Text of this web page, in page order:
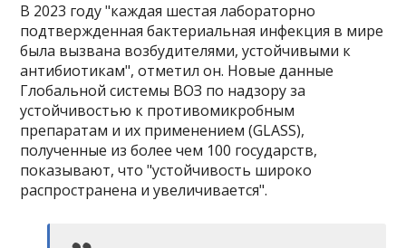
В 2023 году "каждая шестая лабораторно
подтвержденная бактериальная инфекция в мире
была вызвана возбудителями, устойчивыми к
антибиотикам", отметил он. Новые данные
Глобальной системы ВОЗ по надзору за
устойчивостью к противомикробным
препаратам и их применением (GLASS),
полученные из более чем 100 государств,
показывают, что "устойчивость широко
распространена и увеличивается".